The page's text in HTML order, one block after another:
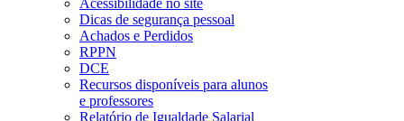
Acessibilidade no site
Dicas de segurança pessoal
Achados e Perdidos
RPPN
DCE
Recursos disponíveis para alunos
e professores
Relatório de Igualdade Salarial